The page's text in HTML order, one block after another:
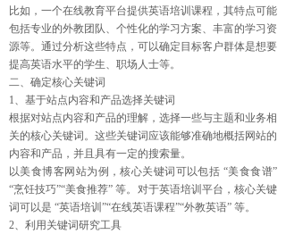
比如，一个在线教育平台提供英语培训课程，其特点可能
包括专业的外教团队、个性化的学习方案、丰富的学习资
源等。通过分析这些特点，可以确定目标客户群体是想要
提高英语水平的学生、职场人士等。
二、确定核心关键词
1、基于站点内容和产品选择关键词
根据对站点内容和产品的理解，选择一些与主题和业务相
关的核心关键词。这些关键词应该能够准确地概括网站的
内容和产品，并且具有一定的搜索量。
以美食博客网站为例，核心关键词可以包括 “美食食谱”
“烹饪技巧”“美食推荐” 等。对于英语培训平台，核心关键
词可以是 “英语培训”“在线英语课程”“外教英语” 等。
2、利用关键词研究工具